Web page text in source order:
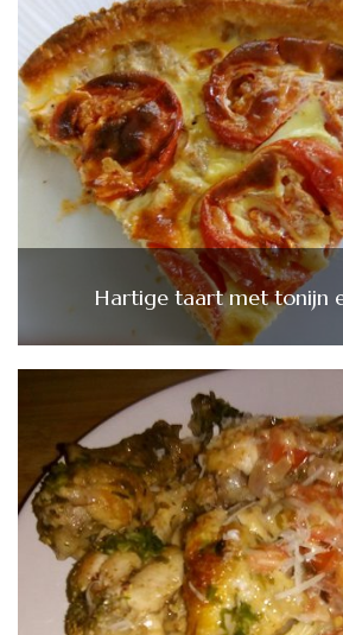
Hartige taart met tonijn